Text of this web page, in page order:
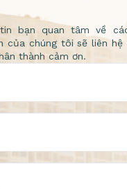
bạn quan tâm về
của chúng tôi sẽ liên hệ
thành cảm ơn.